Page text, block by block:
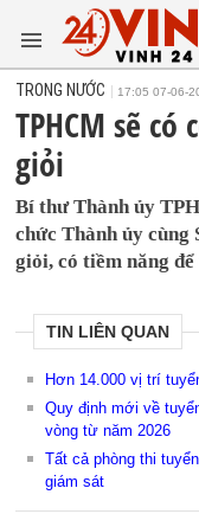
TRONG NƯỚC 17:05 07-06-
TPHCM sẽ
giỏi
Bí thư Thành ủy
chức Thành ủy cùng
giỏi, có tiềm năng
TIN LIÊN QUAN
Hơn 14.000 vị trí
Quy định mới về
vòng từ năm 2026
Tất cả phòng thi
giám sát